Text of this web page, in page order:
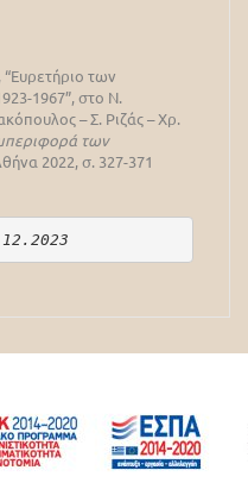
των
1967”, στο Ν.
– Σ. Ριζάς – Χρ.
των
2022, σ. 327-371